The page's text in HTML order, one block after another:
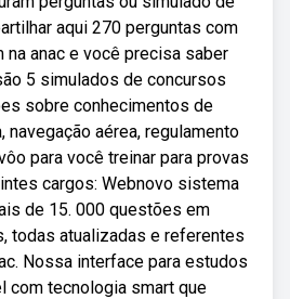
aqui 270 perguntas com
na anac e você precisa saber
5 simulados de concursos
sobre conhecimentos de
aérea, regulamento
para você treinar para provas
cargos: Webnovo sistema
de 15. 000 questões em
todas atualizadas e referentes
Nossa interface para estudos
com tecnologia smart que